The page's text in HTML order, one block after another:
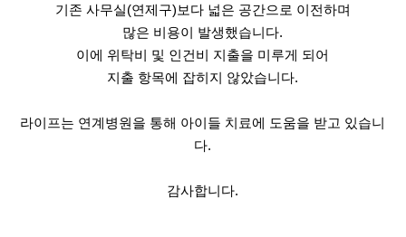
기존 사무실(연제구)보다 넓은 공간으로 이전하며
많은 비용이 발생했습니다.
이에 위탁비 및 인건비 지출을 미루게 되어
지출 항목에 잡히지 않았습니다.
라이프는 연계병원을 통해 아이들 치료에 도움을 받고 있습니
다.
감사합니다.